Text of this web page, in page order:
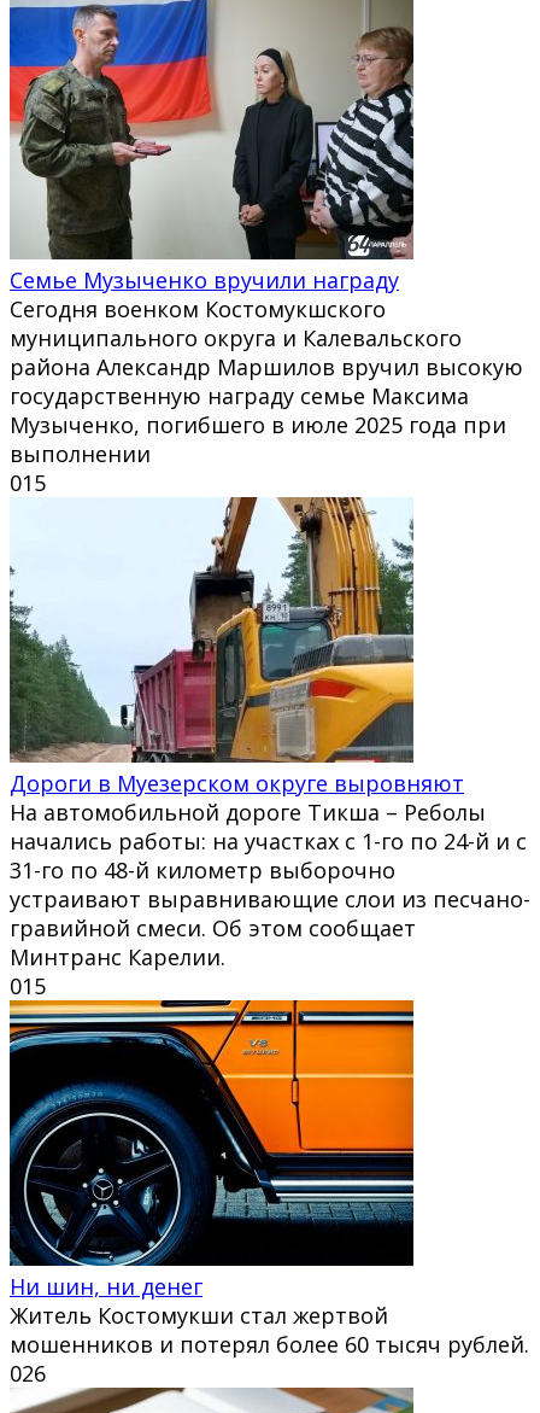
Семье Музыченко вручили награду
Сегодня военком Костомукшского
муниципального округа и Калевальского
района Александр Маршилов вручил высокую
государственную награду семье Максима
Музыченко, погибшего в июле 2025 года при
выполнении
015
Дороги в Муезерском округе выровняют
На автомобильной дороге Тикша – Реболы
начались работы: на участках с 1-го по 24-й и с
31-го по 48-й километр выборочно
устраивают выравнивающие слои из песчано-
гравийной смеси. Об этом сообщает
Минтранс Карелии.
015
Ни шин, ни денег
Житель Костомукши стал жертвой
мошенников и потерял более 60 тысяч рублей.
026